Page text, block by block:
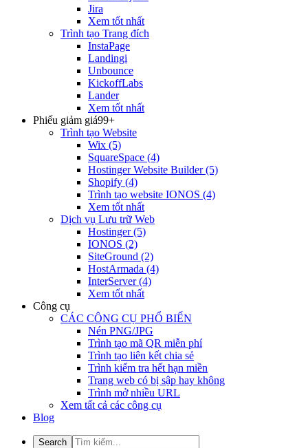
Jira
Xem tốt nhất
Trình tạo Trang đích
InstaPage
Landingi
Unbounce
KickoffLabs
Lander
Xem tốt nhất
Phiếu giảm giá99+
Trình tạo Website
Wix (5)
SquareSpace (4)
Hostinger Website Builder(5)
Shopify (4)
Trình tạo website IONOS (4)
Xem tốt nhất
Dịch vụ Lưu trữ Web
Hostinger(5)
IONOS (2)
SiteGround (2)
HostArmada (4)
InterServer(4)
Xem tốt nhất
Công cụ
CÁC CÔNG CỤ PHỔ BIẾN
Nén PNG/JPG
Trình tạo mã QR miễn phí
Trình tạo liên kết chia sẻ
Trình kiểm tra hết hạn miền
Trang web có bị sập hay không
Trình mở nhiều URL
Xem tất cả các công cụ
Blog